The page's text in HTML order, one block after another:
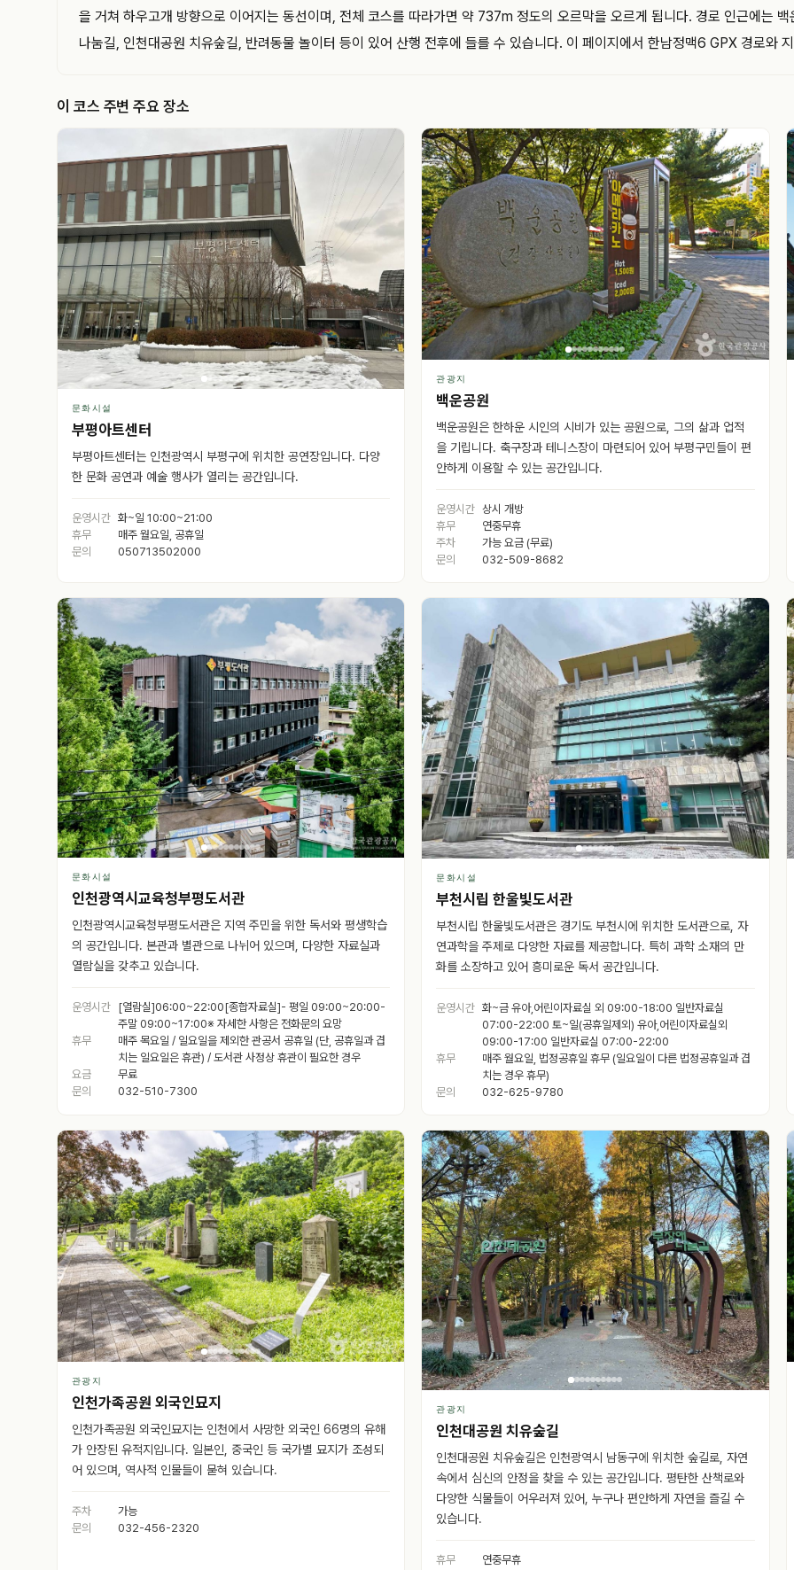
을 거쳐 하우고개 방향으로 이어지는 동선이며, 전체 코스를 따라가면 약 737m 정도의 오르막을 오르게 됩니다. 경로 인근에는
나눔길, 인천대공원 치유숲길, 반려동물 놀이터 등이 있어 산행 전후에 들를 수 있습니다. 이 페이지에서 한남정맥6 GPX 경로와
이 코스 주변 주요 장소
문화시설
부평아트센터
부평아트센터는 인천광역시 부평구에 위치한 공연장입니다. 다양
한 문화 공연과 예술 행사가 열리는 공간입니다.
운영시간 화~일 10:00~21:00
휴무
매주 월요일, 공휴일
문의
050713502000
관광지
백운공원
백운공원은 한하운 시인의 시비가 있는 공원으로, 그의 삶과 업적
을 기립니다. 축구장과 테니스장이 마련되어 있어 부평구민들이 편
안하게 이용할 수 있는 공간입니다.
운영시간 상시 개방
휴무
연중무휴
주차
가능 요금 (무료)
문의
032-509-8682
문화시설
인천광역시교육청부평도서관
인천광역시교육청부평도서관은 지역 주민을 위한 독서와 평생학습
의 공간입니다. 본관과 별관으로 나뉘어 있으며, 다양한 자료실과
열람실을 갖추고 있습니다.
운영시간 [열람실]06:00~22:00[종합자료실]- 평일 09:00~20:00-
주말 09:00~17:00※ 자세한 사항은 전화문의 요망
휴무
매주 목요일 / 일요일을 제외한 관공서 공휴일 (단, 공휴일과 겹
치는 일요일은 휴관) / 도서관 사정상 휴관이 필요한 경우
요금
무료
문의
032-510-7300
문화시설
부천시립 한울빛도서관
부천시립 한울빛도서관은 경기도 부천시에 위치한 도서관으로, 자
연과학을 주제로 다양한 자료를 제공합니다. 특히 과학 소재의 만
화를 소장하고 있어 흥미로운 독서 공간입니다.
운영시간 화~금 유아,어린이자료실 외 09:00-18:00 일반자료실
07:00-22:00 토~일(공휴일제외) 유아,어린이자료실외
09:00-17:00 일반자료실 07:00-22:00
휴무
매주 월요일, 법정공휴일 휴무 (일요일이 다른 법정공휴일과 겹
치는 경우 휴무)
문의
032-625-9780
관광지
인천가족공원 외국인묘지
인천가족공원 외국인묘지는 인천에서 사망한 외국인 66명의 유해
가 안장된 유적지입니다. 일본인, 중국인 등 국가별 묘지가 조성되
어 있으며, 역사적 인물들이 묻혀 있습니다.
주차
가능
문의
032-456-2320
관광지
인천대공원 치유숲길
인천대공원 치유숲길은 인천광역시 남동구에 위치한 숲길로, 자연
속에서 심신의 안정을 찾을 수 있는 공간입니다. 평탄한 산책로와
다양한 식물들이 어우러져 있어, 누구나 편안하게 자연을 즐길 수
있습니다.
휴무 연중무휴